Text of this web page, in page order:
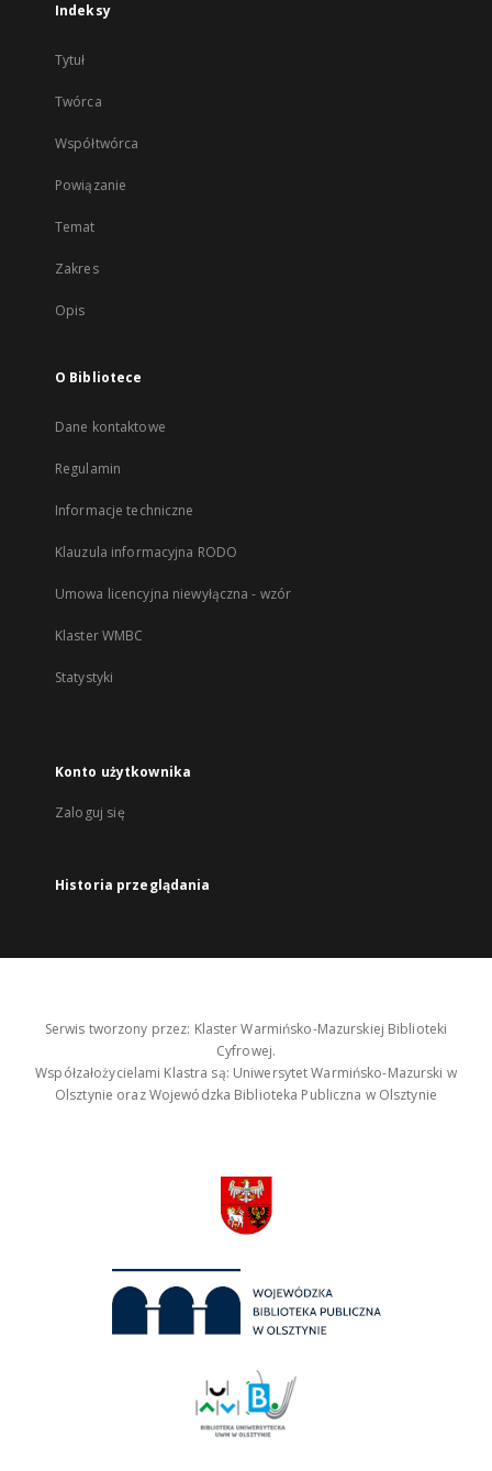
Indeksy
Tytuł
Twórca
Współtwórca
Powiązanie
Temat
Zakres
Opis
O Bibliotece
Dane kontaktowe
Regulamin
Informacje techniczne
Klauzula informacyjna RODO
Umowa licencyjna niewyłączna - wzór
Klaster WMBC
Statystyki
Konto użytkownika
Zaloguj się
Historia przeglądania
Serwis tworzony przez: Klaster Warmińsko-Mazurskiej Biblioteki
Cyfrowej.
Współzałożycielami Klastra są: Uniwersytet Warmińsko-Mazurski w
Olsztynie oraz Wojewódzka Biblioteka Publiczna w Olsztynie